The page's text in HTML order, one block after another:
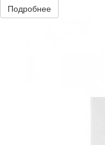
Подробнее